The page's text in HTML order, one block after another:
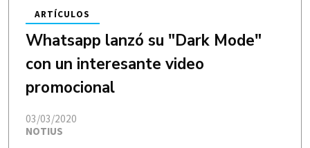
Whatsapp lanzó su "Dark Mode"
con un interesante video
promocional
NOTIUS
ARTÍCULOS
03/03/2020